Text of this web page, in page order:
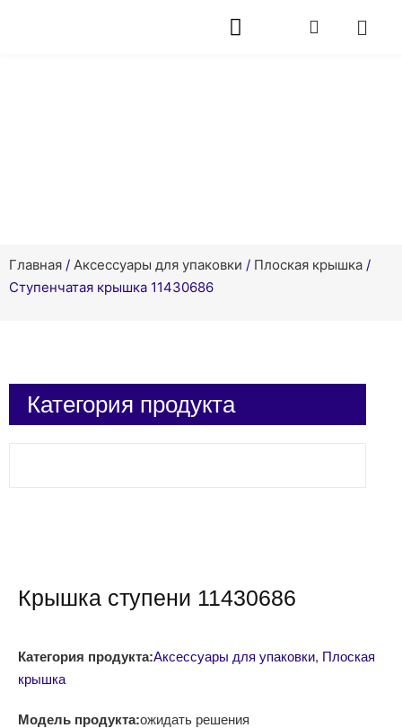
Главная / Аксессуары для упаковки / Плоская крышка /
Ступенчатая крышка 11430686
Категория продукта
Крышка ступени 11430686
Категория продукта:Аксессуары для упаковки, Плоская
крышка
Модель продукта:ожидать решения